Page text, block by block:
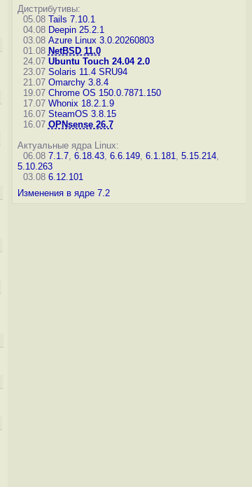
Дистрибутивы:
05.08 Tails 7.10.1
04.08 Deepin 25.2.1
03.08 Azure Linux 3.0.20260803
01.08 NetBSD 11.0
24.07 Ubuntu Touch 24.04 2.0
23.07 Solaris 11.4 SRU94
21.07 Omarchy 3.8.4
19.07 Chrome OS 150.0.7871.150
17.07 Whonix 18.2.1.9
16.07 SteamOS 3.8.15
16.07 OPNsense 26.7
Актуальные ядра Linux:
06.08 7.1.7, 6.18.43, 6.6.149, 6.1.181, 5.15.214,
5.10.263
03.08 6.12.101
Изменения в ядре 7.2